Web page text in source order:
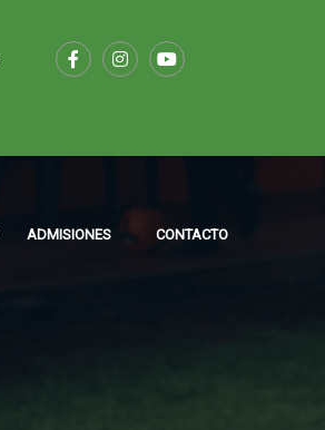
ADMISIONES CONTACTO